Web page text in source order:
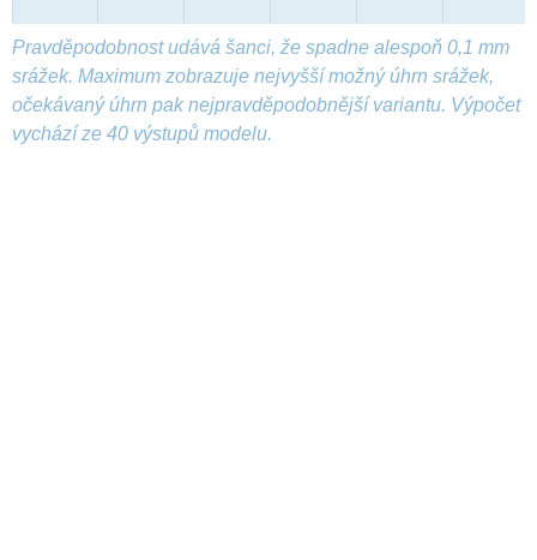
Pravděpodobnost udává šanci, že spadne alespoň 0,1 mm
srážek. Maximum zobrazuje nejvyšší možný úhrn srážek,
očekávaný úhrn pak nejpravděpodobnější variantu. Výpočet
vychází ze 40 výstupů modelu.